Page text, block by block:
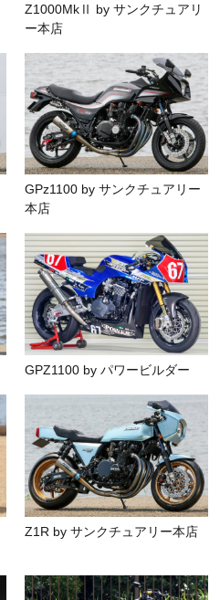
Z1000MkⅡ by サンクチュアリ
ー本店
GPz1100 by サンクチュアリー
本店
GPZ1100 by パワービルダー
Z1R by サンクチュアリー本店